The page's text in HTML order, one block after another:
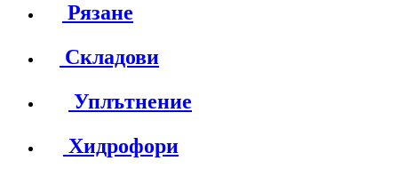
Рязане
Складови
Уплътнение
Хидрофори